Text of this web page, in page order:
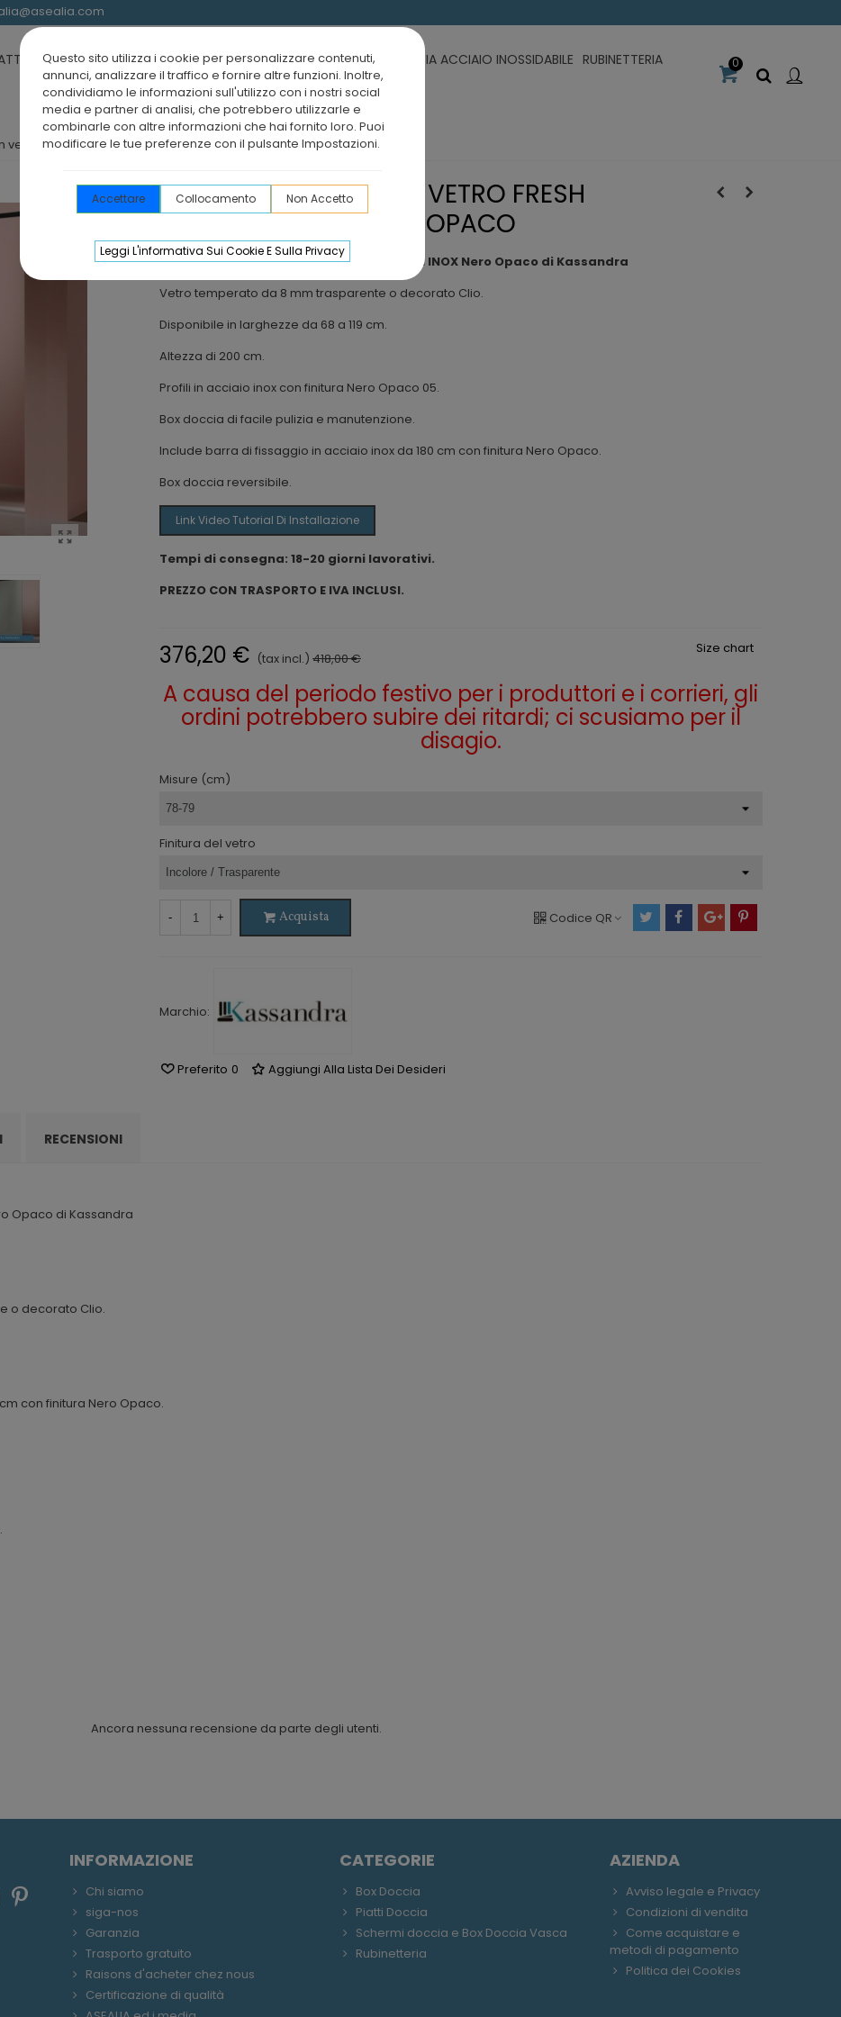
Questo sito utilizza i cookie per personalizzare contenuti,
annunci, analizzare il traffico e fornire altre funzioni. Inoltre,
condividiamo le informazioni sull'utilizzo con i nostri social
media e partner di analisi, che potrebbero utilizzarle e
combinarle con altre informazioni che hai fornito loro. Puoi
modificare le tue preferenze con il pulsante Impostazioni.
Accettare Collocamento Non Accetto
Leggi L'informativa Sui Cookie E Sulla Privacy
DOCCIA SCHERMI DOCCIA E BOX DOCCIA VASCA BOX DOCCIA ACCIAIO INOSSIDABILE RUBINETTERIA
0
FRESH SALOMÓN INOX Nero Opaco
BOX DOCCIA FISSO IN VETRO FRESH
SALOMÓN INOX NERO OPACO
Box doccia fisso in vetro FRESH SALOMÓN INOX Nero Opaco di Kassandra
Vetro temperato da 8 mm trasparente o decorato Clio.
Disponibile in larghezze da 68 a 119 cm.
Altezza di 200 cm.
Profili in acciaio inox con finitura Nero Opaco 05.
Box doccia di facile pulizia e manutenzione.
Include barra di fissaggio in acciaio inox da 180 cm con finitura Nero Opaco.
Box doccia reversibile.
Link Video Tutorial Di Installazione
Tempi di consegna: 18-20 giorni lavorativi.
PREZZO CON TRASPORTO E IVA INCLUSI.
376,20 € (tax incl.) 418,00 €
Size chart
A causa del periodo festivo per i produttori e i corrieri, gli
ordini potrebbero subire dei ritardi; ci scusiamo per il
disagio.
Misure (cm)
Finitura del vetro
- + Acquista Codice QR
Marchio:
Preferito 0 Aggiungi Alla Lista Dei Desideri
RECENSIONI
Opaco di Kassandra
o decorato Clio.
con finitura Nero Opaco.
Ancora nessuna recensione da parte degli utenti.
INFORMAZIONE
Chi siamo
siga-nos
Garanzia
Trasporto gratuito
Raisons d'acheter chez nous
Certificazione di qualità
CATEGORIE
Box Doccia
Piatti Doccia
Schermi doccia e Box Doccia Vasca
Rubinetteria
AZIENDA
Avviso legale e Privacy
Condizioni di vendita
Come acquistare e
metodi di pagamento
Politica dei Cookies